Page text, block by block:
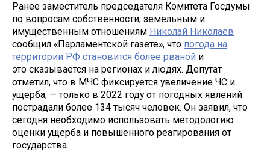
Ранее заместитель председателя Комитета Госдумы
по вопросам собственности, земельным и
имущественным отношениям Николай Николаев
сообщил «Парламентской газете», что погода на
территории РФ становится более рваной и
это сказывается на регионах и людях. Депутат
отметил, что в МЧС фиксируется увеличение ЧС и
ущерба, — только в 2022 году от погодных явлений
пострадали более 134 тысяч человек. Он заявил, что
сегодня необходимо использовать методологию
оценки ущерба и повышенного реагирования от
государства.